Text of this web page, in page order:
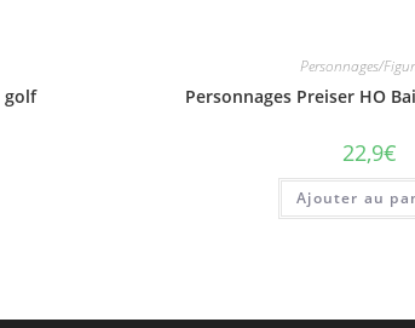
golf
Personnages/
Personnages Preiser HO
22,9€
Ajouter au